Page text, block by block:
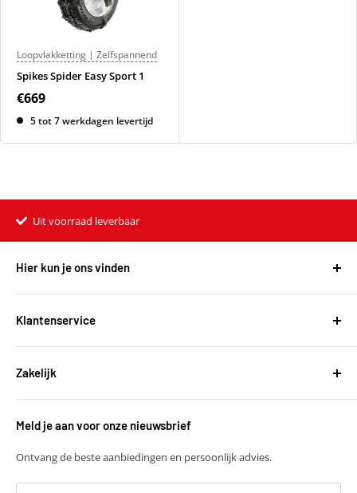
Loopvlakketting | Zelfspannend
Spikes Spider Easy Sport 1
€669
5 tot 7 werkdagen levertijd
Uit voorraad leverbaar
Hier kun je ons vinden
Harvest Automotive B.V.
De Wel 34a
BTW: NL850118931B01
T+31 (0)30 6777775
Everkoop@harvestbv.nl
Klantenservice
Over ons
Bestellen en leveringen
Betalen
Retourneren
Zakelijk
Zakelijke klant worden
Samenwerkingsmogelijkheden
Meld je aan voor onze nieuwsbrief
Ontvang de beste aanbiedingen en persoonlijk advies.